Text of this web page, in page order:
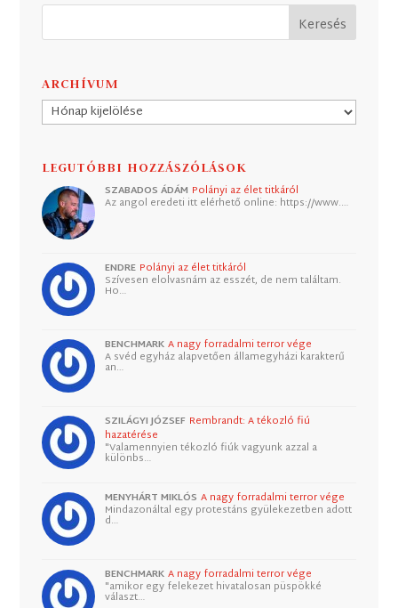
ARCHÍVUM
Archívum
LEGUTÓBBI HOZZÁSZÓLÁSOK
SZABADOS ÁDÁM Polányi az élet titkáról
Az angol eredeti itt elérhető online: https://www.…
ENDRE Polányi az élet titkáról
Szívesen elolvasnám az esszét, de nem találtam.
Ho…
BENCHMARK A nagy forradalmi terror vége
A svéd egyház alapvetően államegyházi karakterű
an…
SZILÁGYI JÓZSEF Rembrandt: A tékozló fiú
hazatérése
"Valamennyien tékozló fiúk vagyunk azzal a
különbs…
MENYHÁRT MIKLÓS A nagy forradalmi terror vége
Mindazonáltal egy protestáns gyülekezetben adott
d…
BENCHMARK A nagy forradalmi terror vége
"amikor egy felekezet hivatalosan püspökké
választ…